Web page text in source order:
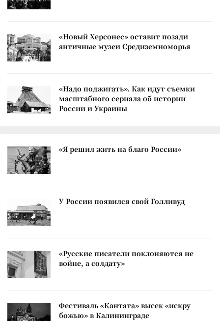
«Новый Херсонес» оставит позади
античные музеи Средиземноморья
«Надо поджигать». Как идут съемки
масштабного сериала об истории
России и Украины
«Я решил жить на благо России»
У России появился свой Голливуд
«Русские писатели поклоняются не
войне, а солдату»
Фестиваль «Кантата» высек «искру
божью» в Калининграде